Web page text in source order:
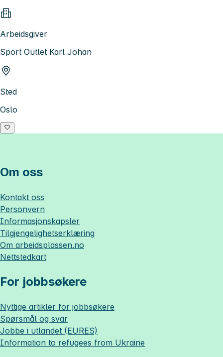
Arbeidsgiver
Sport Outlet Karl Johan
Sted
Oslo
Om oss
Kontakt oss
Personvern
Informasjonskapsler
Tilgjengelighetserklæring
Om arbeidsplassen.no
Nettstedkart
For jobbsøkere
Nyttige artikler for jobbsøkere
Spørsmål og svar
Jobbe i utlandet (EURES)
Information to refugees from Ukraine